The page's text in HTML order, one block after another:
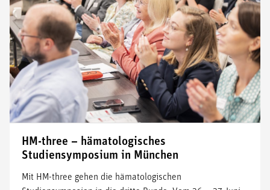
HM-three – hämatologisches
Studiensymposium in München
Mit HM-three gehen die hämatologischen